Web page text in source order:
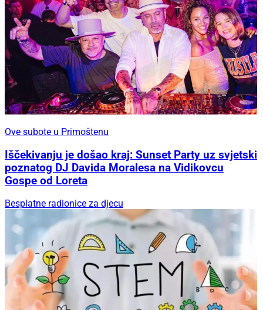
Ove subote u Primoštenu
Iščekivanju je došao kraj: Sunset Party uz svjetski
poznatog DJ Davida Moralesa na Vidikovcu
Gospe od Loreta
Besplatne radionice za djecu